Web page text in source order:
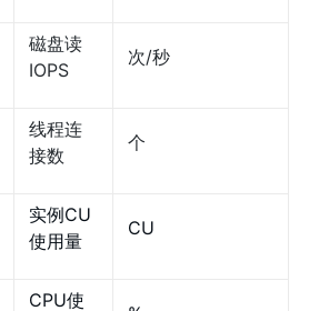
磁盘读
IOPS
次/秒
线程连
接数
个
实例CU
使用量
CU
CPU使